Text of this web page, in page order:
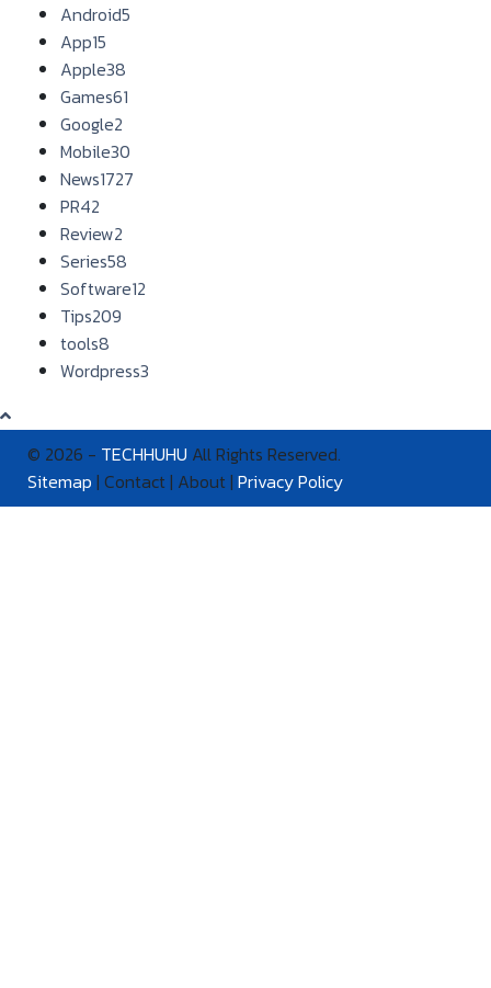
Android5
App15
Apple38
Games61
Google2
Mobile30
News1727
PR42
Review2
Series58
Software12
Tips209
tools8
Wordpress3
© 2026 - TECHHUHU All Rights Reserved.
Sitemap | Contact | About | Privacy Policy